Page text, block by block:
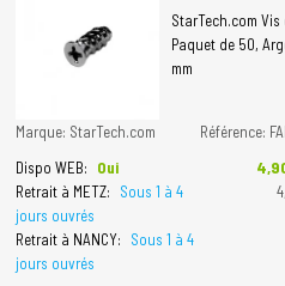
StarTech.com
Paquet de 50,
mm
Marque: StarTech.com Référence:
Dispo WEB:
Oui
Retrait à METZ:
Sous 1 à 4
jours ouvrés
Retrait à NANCY:
Sous 1 à 4
jours ouvrés
Prix